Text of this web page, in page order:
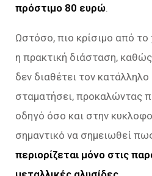
πρόστιμο 80 ευρώ
Ωστόσο, πιο κρίσιμο από το
η πρακτική διάσταση,
δεν διαθέτει τον
σταματήσει, προκαλώντας
οδηγό όσο και στην
σημαντικό να σημειωθεί
περιορίζεται μόνο στις